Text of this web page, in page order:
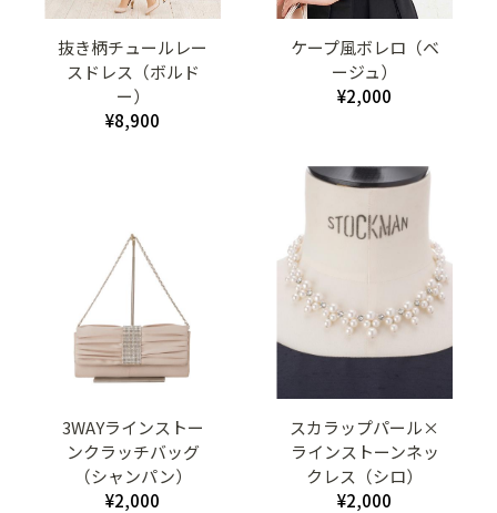
抜き柄チュールレー
スドレス（ボルド
ー）
¥8,900
ケープ風ボレロ（ベ
ージュ）
¥2,000
3WAYラインストー
ンクラッチバッグ
（シャンパン）
¥2,000
スカラップパール×
ラインストーンネッ
クレス（シロ）
¥2,000